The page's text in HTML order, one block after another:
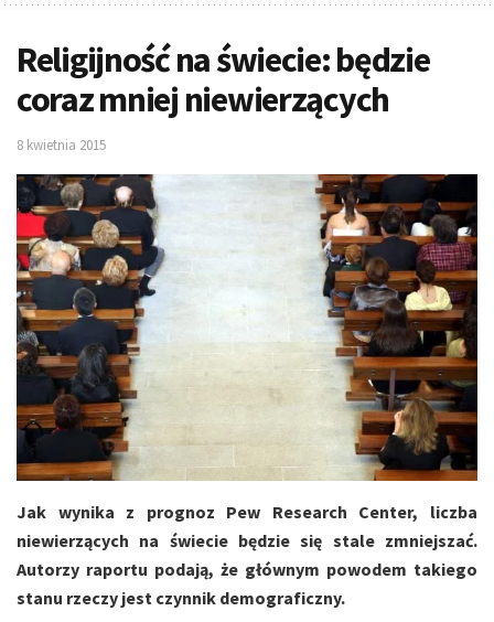
Religijność na świecie: będzie
coraz mniej niewierzących
8 kwietnia 2015
Jak wynika z prognoz Pew Research Center, liczba
niewierzących na świecie będzie się stale zmniejszać.
Autorzy raportu podają, że głównym powodem takiego
stanu rzeczy jest czynnik demograficzny.